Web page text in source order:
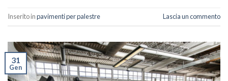
Inserito inpavimenti per palestre Lascia un commento
31
Gen